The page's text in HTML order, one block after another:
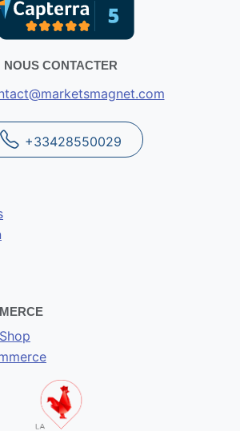
NOUS CONTACTER
+33428550029